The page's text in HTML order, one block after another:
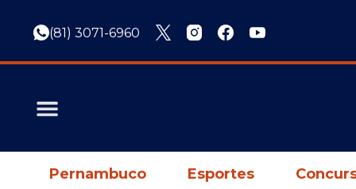
(81) 3071-6960
Pernambuco Esportes